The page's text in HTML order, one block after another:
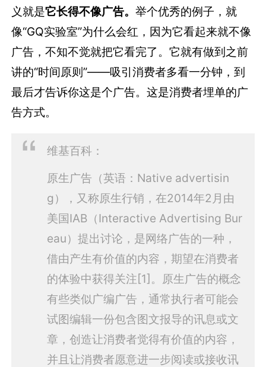
义就是它长得不像广告。举个优秀的例子，就
像“GQ实验室”为什么会红，因为它看起来就不像
广告，不知不觉就把它看完了。它就有做到之前
讲的“时间原则”——吸引消费者多看一分钟，到
最后才告诉你这是个广告。这是消费者埋单的广
告方式。
维基百科：
原生广告（英语：Native advertisin
g），又称原生行销，在2014年2月由
美国IAB（Interactive Advertising Bur
eau）提出讨论，是网络广告的一种，
借由产生有价值的内容，期望在消费者
的体验中获得关注[1]。原生广告的概念
有些类似广编广告，通常执行者可能会
试图编辑一份包含图文报导的讯息或文
章，创造让消费者觉得有价值的内容，
并且让消费者愿意进一步阅读或接收讯